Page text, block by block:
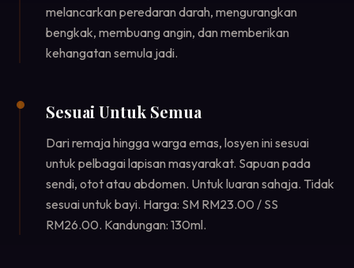
melancarkan peredaran darah, mengurangkan
bengkak, membuang angin, dan memberikan
kehangatan semula jadi.
Sesuai Untuk Semua
Dari remaja hingga warga emas, losyen ini sesuai
untuk pelbagai lapisan masyarakat. Sapuan pada
sendi, otot atau abdomen. Untuk luaran sahaja. Tidak
sesuai untuk bayi. Harga: SM RM23.00 / SS
RM26.00. Kandungan: 130ml.